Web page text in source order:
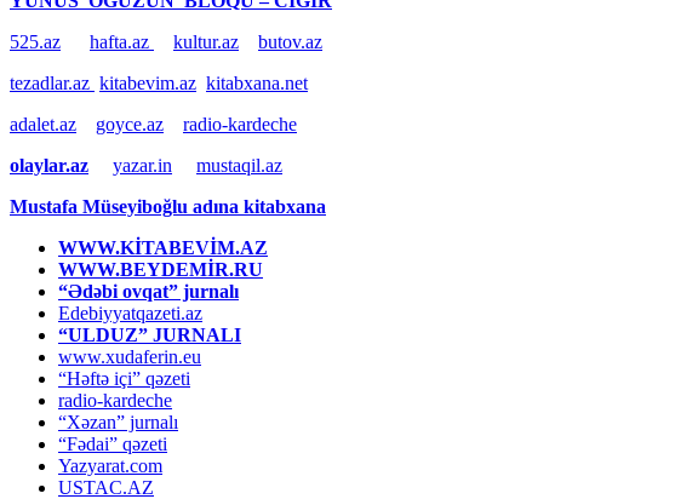
525.az
hafta.az kultur.az
butov.az
tezadlar.az kitabevim.az kitabxana.net
adalet.az
goyce.az
radio-kardeche
olaylar.az
yazar.in
mustaqil.az
Mustafa Müseyiboğlu adına kitabxana
WWW.KİTABEVİM.AZ
WWW.BEYDEMİR.RU
“Ədəbi ovqat” jurnalı
Edebiyyatqazeti.az
“ULDUZ” JURNALI
www.xudaferin.eu
“Həftə içi” qəzeti
radio-kardeche
“Xəzan” jurnalı
“Fədai” qəzeti
Yazyarat.com
USTAC.AZ